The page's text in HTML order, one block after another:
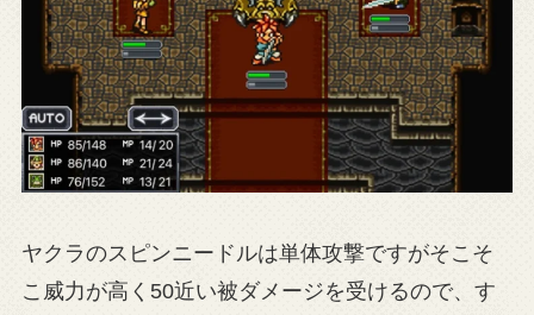
ヤクラのスピンニードルは単体攻撃ですがそこそ
こ威力が高く50近い被ダメージを受けるので、す